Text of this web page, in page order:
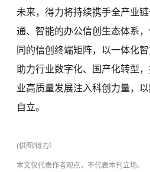
未来，得力将持续携手全产业
通、智能的办公信创生态体系
同的信创终端矩阵，以一体化
助力行业数字化、国产化转型
业高质量发展注入科创力量，
自立。
(供图/得力）
本文仅代表作者观点，不代表本刊立场。